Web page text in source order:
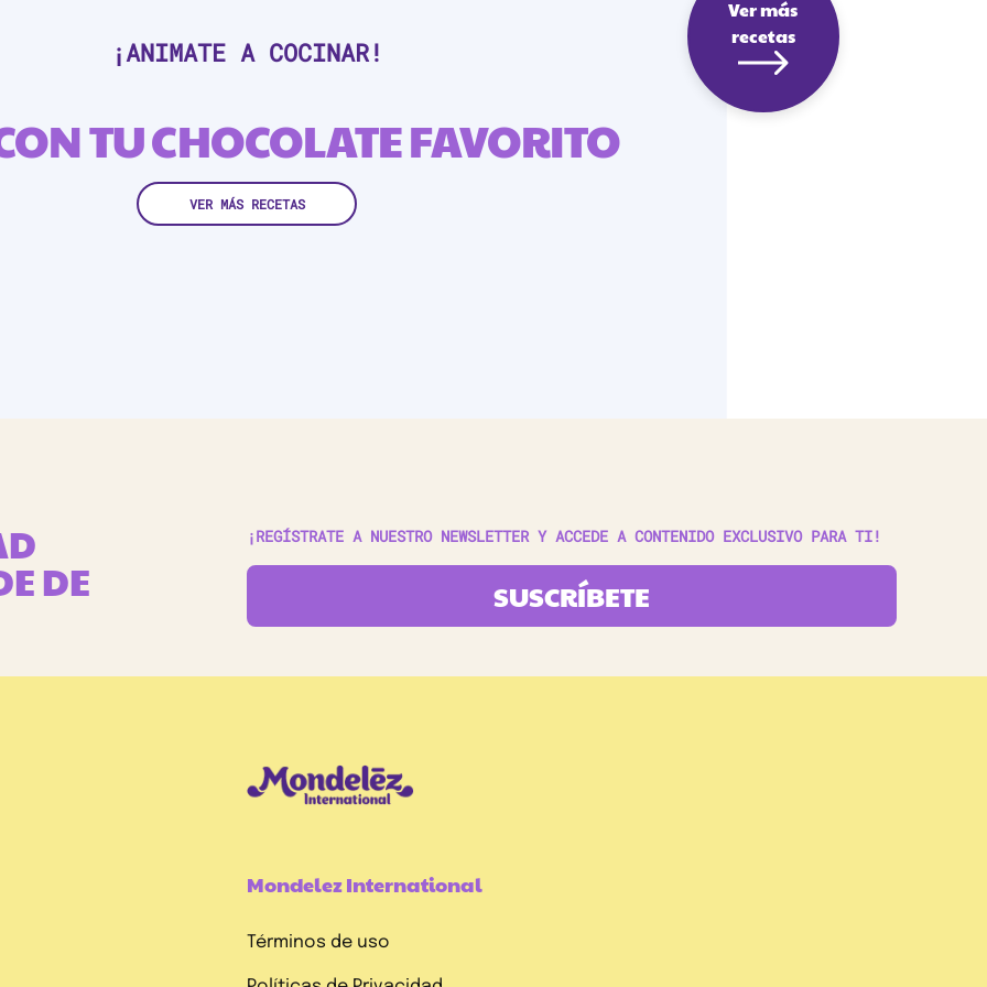
¡ANIMATE A COCINAR!
TU CHOCOLATE FAVORITO
Ver más
recetas
VER MÁS RECETAS
DE
¡REGÍSTRATE A NUESTRO NEWSLETTER Y ACCEDE A CONTENIDO EXCLUSIVO PARA TI!
SUSCRÍBETE
Mondelez International
Términos de uso